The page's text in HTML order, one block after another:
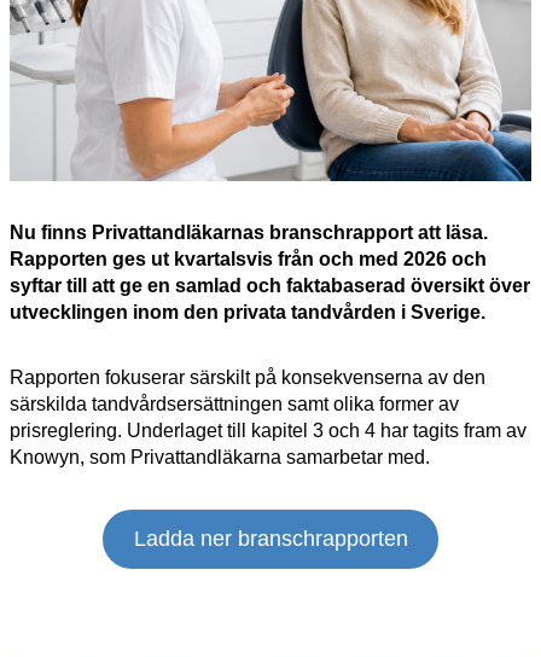
Nu finns Privattandläkarnas branschrapport att läsa.
Rapporten ges ut kvartalsvis från och med 2026 och
syftar till att ge en samlad och faktabaserad översikt över
utvecklingen inom den privata tandvården i Sverige.
Rapporten fokuserar särskilt på konsekvenserna av den
särskilda tandvårdsersättningen samt olika former av
prisreglering. Underlaget till kapitel 3 och 4 har tagits fram av
Knowyn, som Privattandläkarna samarbetar med.
Ladda ner branschrapporten